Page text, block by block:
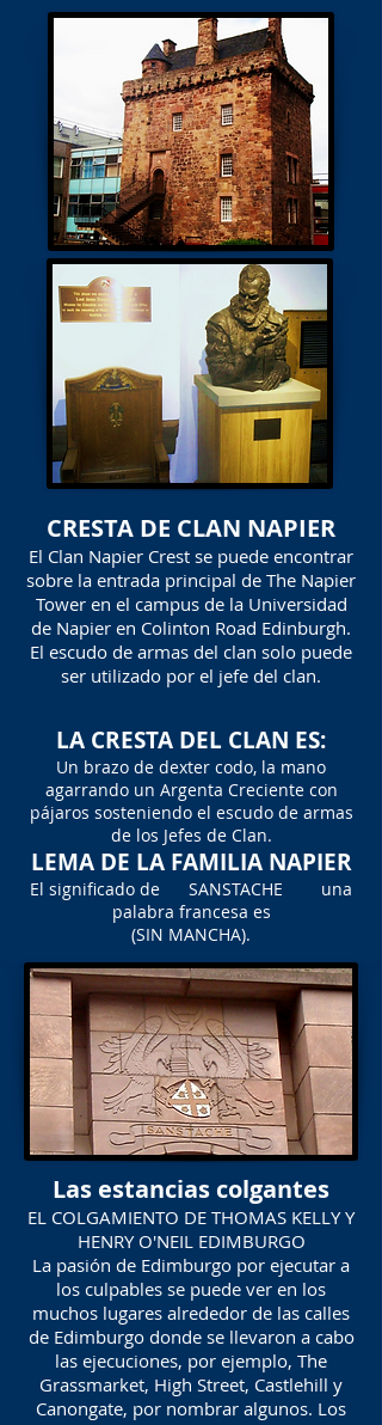
CRESTA DE CLAN NAPIER
El Clan Napier Crest se puede encontrar
sobre la entrada principal de The Napier
Tower en el campus de la Universidad
de Napier en Colinton Road Edinburgh.
El escudo de armas del clan solo puede
ser utilizado por el jefe del clan.
LA CRESTA DEL CLAN ES:
Un brazo de dexter codo, la mano
agarrando un Argenta Creciente con
pájaros sosteniendo el escudo de armas
de los Jefes de Clan.
LEMA DE LA FAMILIA NAPIER
El significado de SANSTACHE una
palabra francesa es
(SIN MANCHA).
Las estancias colgantes
EL COLGAMIENTO DE THOMAS KELLY Y
HENRY O'NEIL EDIMBURGO
La pasión de Edimburgo por ejecutar a
los culpables se puede ver en los
muchos lugares alrededor de las calles
de Edimburgo donde se llevaron a cabo
las ejecuciones, por ejemplo, The
Grassmarket, High Street, Castlehill y
Canongate, por nombrar algunos. Los